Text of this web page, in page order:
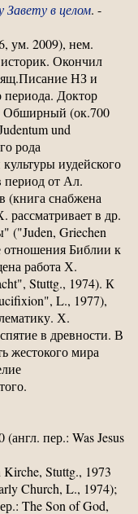
Завету в целом. -
ум. 2009), нем.
Окончил
НЗ и
Доктор
Обширный (ок.700
und
рода
иудейского
период от Ал.
(книга снабжена
в др.
("Juden, Griechen
отношения Библии к
работа Х.
Stuttg., 1974). К
L., 1977),
Х.
в древности. В
жестокого мира
(англ. пер.: Was Jesus
Stuttg., 1973
Church, L., 1974);
The Son of God,